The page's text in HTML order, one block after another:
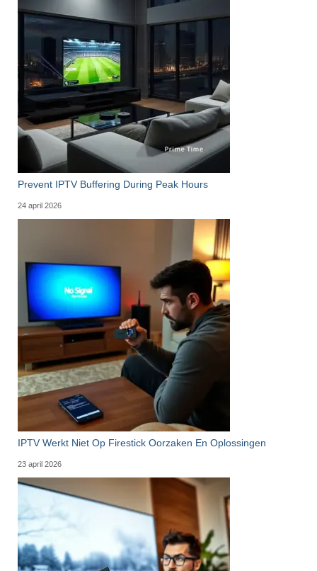
Prevent IPTV Buffering During Peak Hours
24 april 2026
IPTV Werkt Niet Op Firestick Oorzaken En Oplossingen
23 april 2026